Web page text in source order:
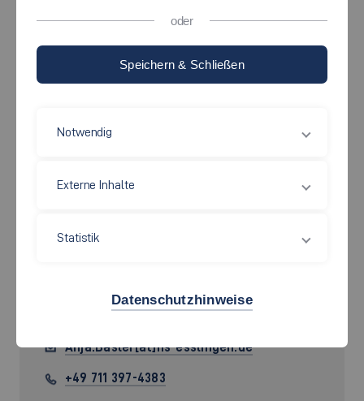
Prof. Dr. rer. nat.Anja Basler
Anja.Basler[at]hs-esslingen.de
+49 711 397-4383
oder
Speichern & Schließen
Notwendig
Externe Inhalte
Statistik
Datenschutzhinweise